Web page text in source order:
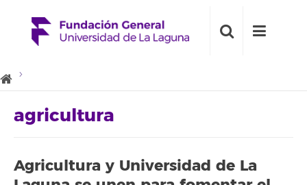
agricultura
Agricultura y Universidad de La